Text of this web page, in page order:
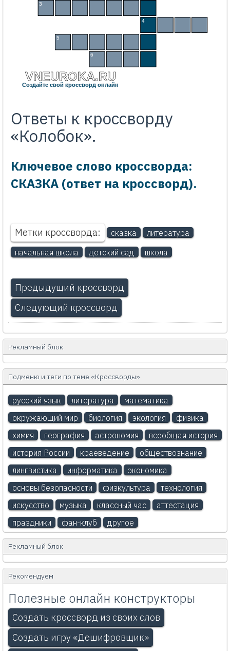
VNEUROKA.RU
Создайте свой кроссворд онлайн
С
З
С
3
4
5
6
Ответы к кроссворду
«Колобок».
Ключевое слово кроссворда:
СКАЗКА (ответ на кроссворд).
Метки кроссворда: сказка
литература
начальная школа
детский сад школа
Предыдущий кроссворд
Следующий кроссворд
Рекламный блок
Подменю и теги по теме «Кроссворды»
русский язык литература
математика
окружающий мир
биология экология
физика
химия
география астрономия
всеобщая история
история России
краеведение
обществознание
лингвистика
информатика
экономика
основы безопасности
физкультура
технология
искусство
музыка классный час
аттестация
праздники
фан-клуб другое
Рекламный блок
Рекомендуем
Полезные онлайн конструкторы
Создать кроссворд из своих слов
Создать игру «Дешифровщик»